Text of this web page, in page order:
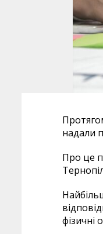
надали
Про це
фізичні